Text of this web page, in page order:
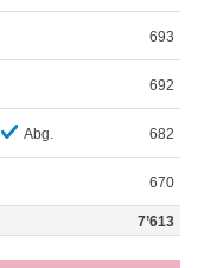
693
692
Abg. 682
670
7’613